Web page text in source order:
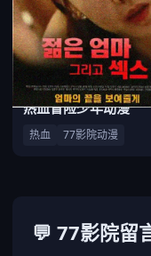
热血冒险少年动漫
热血 77影院动漫
💬 77影院留